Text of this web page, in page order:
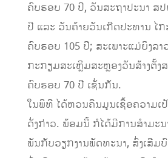
ຄົບຮອບ 70 ປີ, ວັນສະຖາປະນາ ສ
ປີ ແລະ ວັນຄ້າຍວັນເກີດປະທານ ໄ
ຄົບຮອບ 105 ປີ; ສະເພາະແມ່ຍິງລ
ກະກຽມສະເຫຼີມສະຫຼອງວັນສ້າງຕັ້ງ
ຄົບຮອບ 70 ປີ ເຊັ່ນກັນ.
ໃນພິທີ ໄດ້ຫວນຄືນມູນເຊື້ອຄວາມເ
ດັ່ງກ່າວ. ພ້ອມນີ້ ກໍໄດ້ມີການສໍາມະ
ພັນກັບວຽກງານພັດທະນາ, ສົ່ງເສີມ